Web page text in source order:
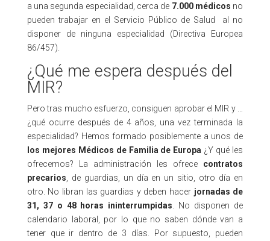
a una segunda especialidad, cerca de 7.000 médicos no
pueden trabajar en el Servicio Público de Salud al no
disponer de ninguna especialidad (Directiva Europea
86/457).
¿Qué me espera después del
MIR?
Pero tras mucho esfuerzo, consiguen aprobar el MIR y …
¿qué ocurre después de 4 años, una vez terminada la
especialidad? Hemos formado posiblemente a unos de
los mejores Médicos de Familia de Europa ¿Y qué les
ofrecemos? La administración les ofrece contratos
precarios , de guardias, un día en un sitio, otro día en
otro. No libran las guardias y deben hacer jornadas de
31, 37 o 48 horas ininterrumpidas . No disponen de
calendario laboral, por lo que no saben dónde van a
tener que ir dentro de 3 días. Por supuesto, pueden